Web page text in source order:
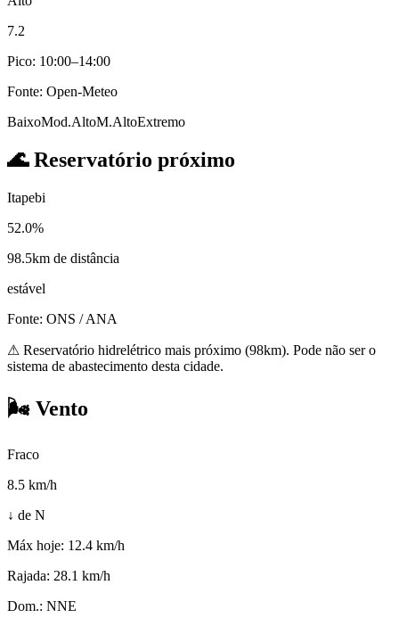
7.2
Pico: 10:00–14:00
Fonte: Open-Meteo
BaixoMod.AltoM.AltoExtremo
🌊Reservatório próximo
Itapebi
52.0%
98.5km de distância
estável
Fonte: ONS / ANA
⚠ Reservatório hidrelétrico mais próximo (98km). Pode não ser o
sistema de abastecimento desta cidade.
🌬️ Vento
Fraco
8.5 km/h
↓ de N
Máx hoje: 12.4 km/h
Rajada: 28.1 km/h
Dom.: NNE